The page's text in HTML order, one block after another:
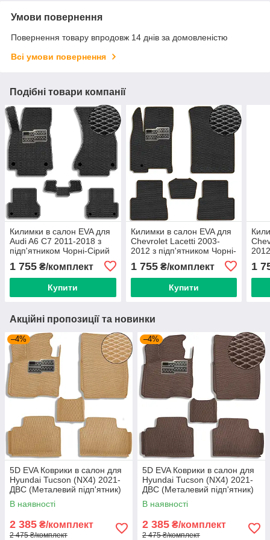
Умови повернення
Повернення товару впродовж 14 днів за домовленістю
Всі умови повернення
Подібні товари компанії
Килимки в салон EVA для
Audi A6 С7 2011-2018 з
підп'ятником Чорні-Сірий
1 755 ₴/комплект
Купити
Килимки в салон EVA для
Chevrolet Lacetti 2003-
2012 з підп'ятником Чорні-
1 755₴/комплект
Купити
1
Акційні пропозиції та новинки
–4%
5D EVA Коврики в салон для
Hyundai Tucson (NX4) 2021-
ДВС (Металевий підп'ятник)
Бежевый-Бежевий кант 5 шт
В наявності
2 385 ₴/комплект
2 475 ₴/комплект
–4%
5D EVA Коврики в салон для
Hyundai Tucson (NX4) 2021-
ДВС (Металевий підп'ятник)
Коричневі 5 шт
В наявності
2 385 ₴/комплект
2 475 ₴/комплект